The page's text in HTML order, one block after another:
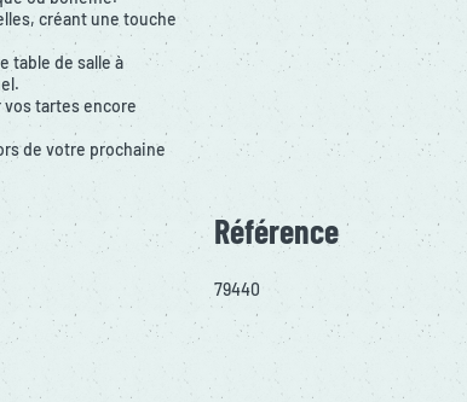
créant une touche
table de salle à
tartes encore
de votre prochaine
Référence
79440